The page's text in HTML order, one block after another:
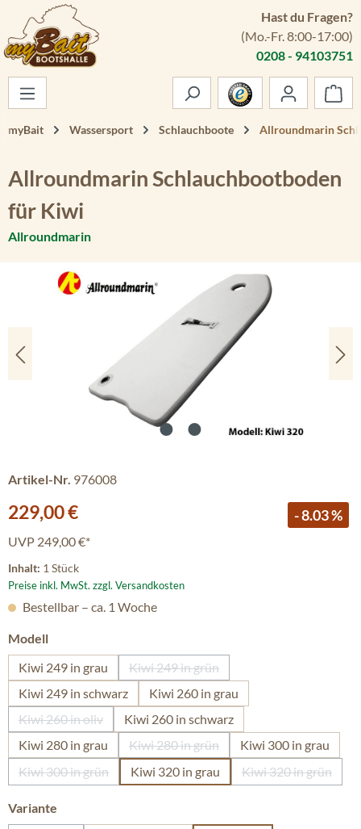
Zum Hauptinhalt springen
Hast du Fragen?
(Mo.-Fr. 8:00-17:00)
0208 - 94103751
myBait Wassersport Schlauchboote Allroundmarin
Allroundmarin Schlauchbootboden
für Kiwi
Allroundmarin
Bildergalerie überspringen
Artikel-Nr. 976008
Verkaufspreis:
229,00 € - 8.03 %
UVP 249,00 €*
Inhalt: 1 Stück
Preise inkl. MwSt. zzgl. Versandkosten
Bestellbar – ca. 1 Woche
Modellauswählen
Kiwi 249 in grau
Kiwi 249 in grün
(Diese Option ist zurzeit nicht
Kiwi 249 in schwarz
Kiwi 260 in grau
Kiwi 260 in oliv
(Diese Option ist zurzeit nicht verfügbar.)
Kiwi 260 in schwarz
Kiwi 280 in grau
Kiwi 280 in grün
(Diese Option ist zurzeit nicht
Kiwi 300 in grau
Kiwi 300 in grün
(Diese Option ist zurzeit nicht verfügbar.)
Kiwi 320 in grau Kiwi 320 in grün
(Diese Option
Variante